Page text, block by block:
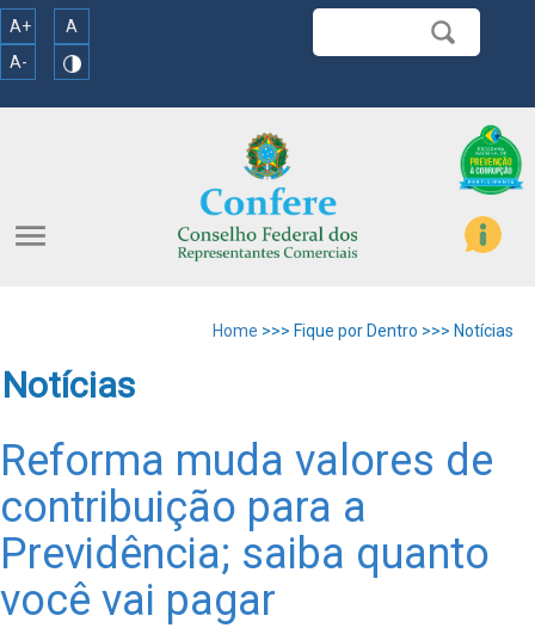
A+
A
A-
menu
Home >>> Fique por Dentro >>> Notícias
Notícias
Reforma muda valores de
contribuição para a
Previdência; saiba quanto
você vai pagar